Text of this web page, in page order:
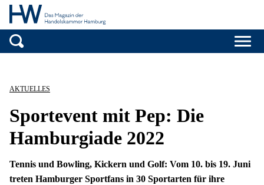
Handelskammer
AKTUELLES
Sportevent mit Pep: Die
Hamburgiade 2022
Tennis und Bowling, Kickern und Golf: Vom 10. bis 19. Juni
treten Hamburger Sportfans in 30 Sportarten für ihre